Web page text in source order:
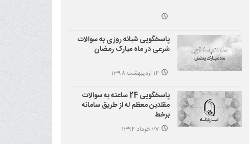
پاسخگویی شبانه روزی به سوالات
شرعی در ماه مبارک رمضان
14 اردیبهشت 1398
پاسخگویی 24 ساعته به سوالات
مقلدین معظم له از طریق سامانه
برخط
27 خرداد 1394